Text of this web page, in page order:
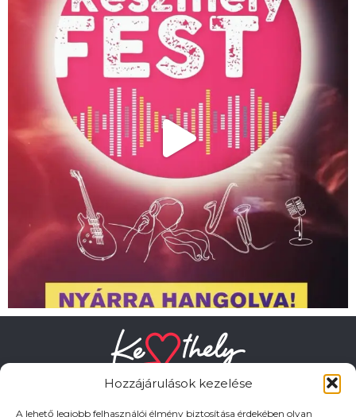
Hozzájárulások kezelése
A lehető legjobb felhasználói élmény biztosítása érdekében olyan